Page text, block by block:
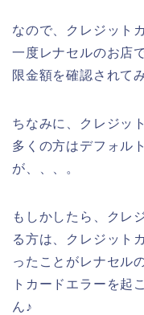
なので、クレジット
一度レナセルのお店
限金額を確認されて
ちなみに、クレジッ
多くの方はデフォル
が、、、。
もしかしたら、クレ
る方は、クレジット
ったことがレナセル
トカードエラーを起
ん♪